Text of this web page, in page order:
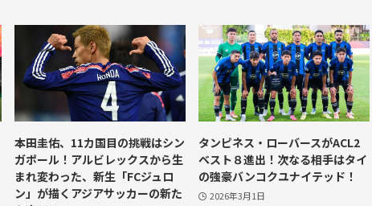
本田圭佑、11カ国目の挑戦はシン
ガポール！アルビレックスから生
まれ変わった、新生「FCジュロ
ン」が描くアジアサッカーの新た
タンピネス・ローバースがACL2
ベスト８進出！次なる相手はタイ
の強豪バンコクユナイテッド！
2026年3月1日